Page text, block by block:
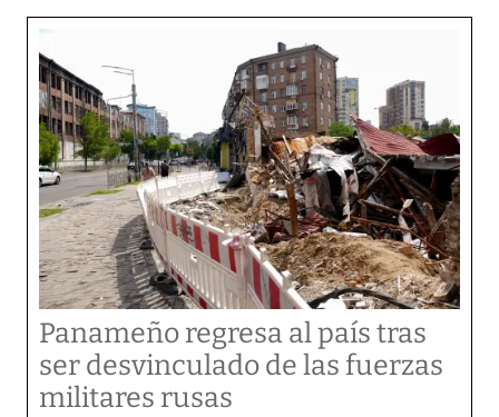
Panameño regresa al país tras
ser desvinculado de las fuerzas
militares rusas